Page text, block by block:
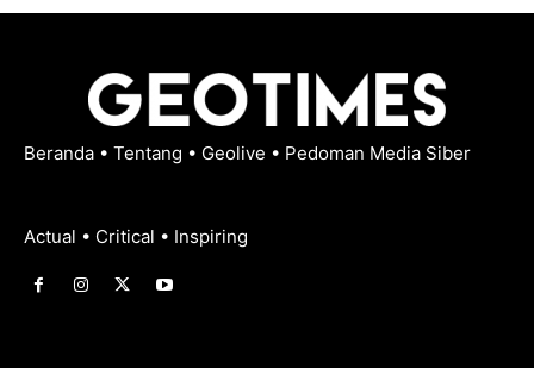
Beranda • Tentang • Geolive • Pedoman Media Siber
Actual • Critical • Inspiring